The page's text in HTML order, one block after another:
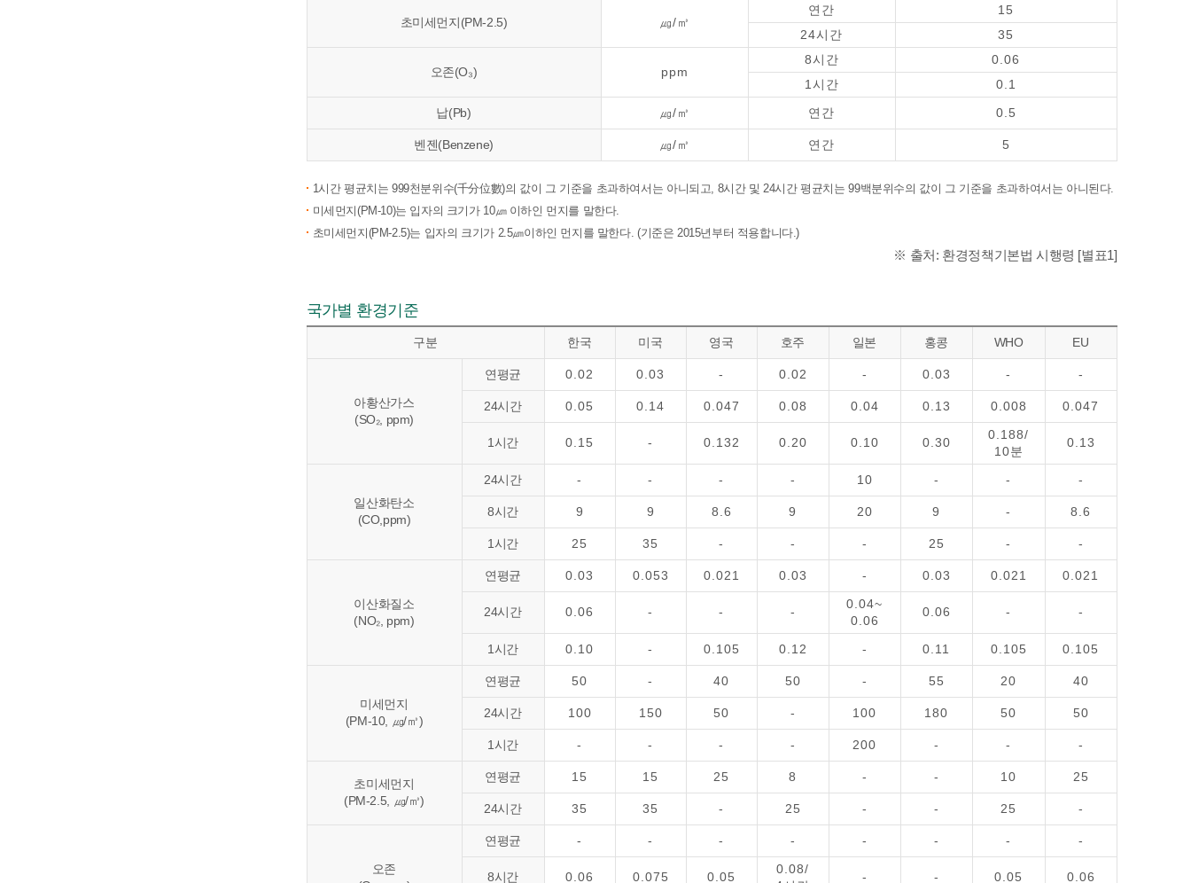
초미세먼지(PM-2.5) ㎍/㎥
연간
15
24시간
35
오존(O₃) ppm
8시간
0.06
1시간
0.1
납(Pb)
㎍/㎥ 연간 0.5
벤젠(Benzene) ㎍/㎥ 연간 5
1시간 평균치는 999천분위수(千分位數)의 값이 그 기준을 초과하여서는 아니되고, 8시간 및 24시간 평균치는 99백분위수의 값이 그 기준을 초과하여서는 아니된다.
미세먼지(PM-10)는 입자의 크기가 10㎛ 이하인 먼지를 말한다.
초미세먼지(PM-2.5)는 입자의 크기가 2.5㎛이하인 먼지를 말한다. (기준은 2015년부터 적용합니다.)
※ 출처: 환경정책기본법 시행령 [별표1]
국가별 환경기준
구분 한국 미국 영국 호주 일본 홍콩 WHO EU
아황산가스
(SO₂, ppm)
연평균 0.02 0.03 - 0.02 - 0.03 - -
24시간 0.05 0.14 0.047 0.08 0.04 0.13 0.008 0.047
1시간 0.15 - 0.132 0.20 0.10 0.30
0.188/
10분
0.13
일산화탄소
(CO,ppm)
24시간 - - - - 10 - - -
8시간 9 9 8.6 9 20 9 - 8.6
1시간 25 35 - - - 25 - -
이산화질소
(NO₂, ppm)
연평균 0.03 0.053 0.021 0.03 - 0.03 0.021 0.021
24시간 0.06 - - -
0.04~
0.06
0.06 - -
1시간 0.10 - 0.105 0.12 - 0.11 0.105 0.105
미세먼지
(PM-10, ㎍/㎥)
연평균 50 - 40 50 - 55 20 40
24시간 100 150 50 - 100 180 50 50
1시간 - - - - 200 - - -
초미세먼지
(PM-2.5, ㎍/㎥)
연평균 15 15 25 8 - - 10 25
24시간 35 35 - 25 - - 25 -
오존
연평균 - - - - - - - -
8시간 0.06 0.075 0.05
0.08/
- - 0.05 0.06